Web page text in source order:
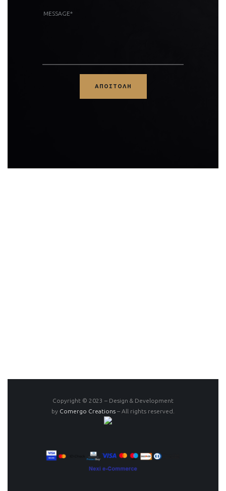
Copyright © 2023 – Design & Development
by Comergo Creations – All rights reserved.